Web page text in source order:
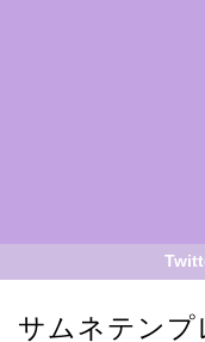
サムネテンプ